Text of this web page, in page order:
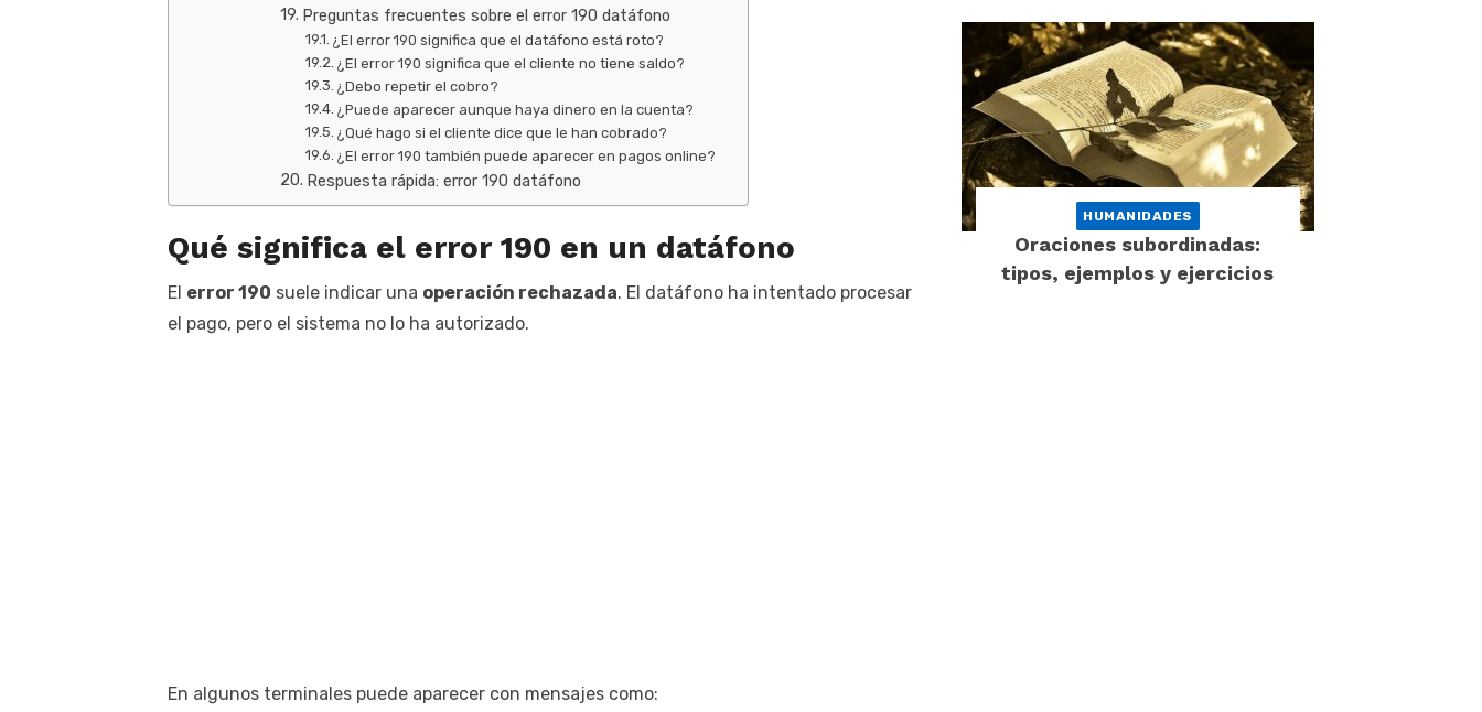
Preguntas frecuentes sobre el error 190 datáfono
¿El error 190 significa que el datáfono está roto?
¿El error 190 significa que el cliente no tiene saldo?
¿Debo repetir el cobro?
¿Puede aparecer aunque haya dinero en la cuenta?
¿Qué hago si el cliente dice que le han cobrado?
¿El error 190 también puede aparecer en pagos online?
Respuesta rápida: error 190 datáfono
Qué significa el error 190 en un datáfono
El error 190 suele indicar una operación rechazada. El datáfono ha intentado procesar
el pago, pero el sistema no lo ha autorizado.
En algunos terminales puede aparecer con mensajes como:
HUMANIDADES
Oraciones subordinadas:
tipos, ejemplos y ejercicios